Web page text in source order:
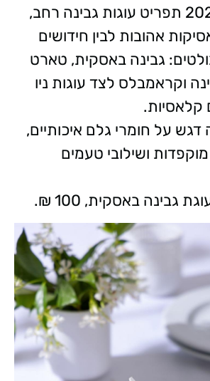
חג השבועות 2026 תפריט עוגות גבינה רחב,
אהובות לבין חידושים
גבינה באסקית, טארט
וקראמבלס לצד עוגות ניו
קלאסיות.
על חומרי גלם איכותיים,
ושילובי טעמים
גבינה באסקית, 100 ₪.